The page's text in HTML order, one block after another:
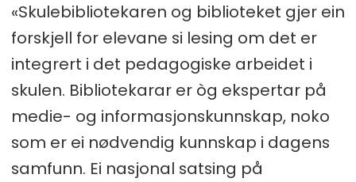
«Skulebibliotekaren og biblioteket gjer ein
forskjell for elevane si lesing om det er
integrert i det pedagogiske arbeidet i
skulen. Bibliotekarar er òg ekspertar på
medie- og informasjonskunnskap, noko
som er ei nødvendig kunnskap i dagens
samfunn. Ei nasjonal satsing på